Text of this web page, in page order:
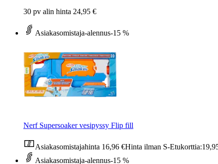
30 pv alin hinta 24,95 €
Asiakasomistaja-alennus-15 %
Nerf Supersoaker vesipyssy Flip fill
Asiakasomistajahinta 16,96 €Hinta ilman S-Etukorttia:
Asiakasomistaja-alennus-15 %